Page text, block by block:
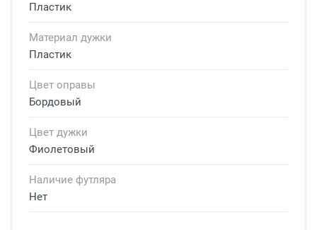
Пластик
Материал дужки
Пластик
Цвет оправы
Бордовый
Цвет дужки
Фиолетовый
Наличие футляра
Нет